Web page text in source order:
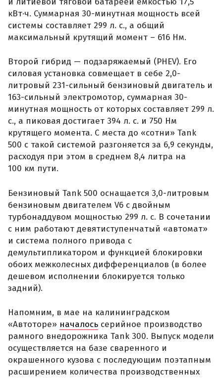
кВт·ч. Суммарная 30-минутная мощность всей
системы составляет 299 л. с., а общий
максимальный крутящий момент – 616 Нм.
Второй гибрид — подзаряжаемый (PHEV). Его
силовая установка совмещает в себе 2,0-
литровый 231-сильный бензиновый двигатель и
163-сильный электромотор, суммарная 30-
минутная мощность от которых составляет 299 л.
с., а пиковая достигает 394 л. с. и 750 Нм
крутящего момента. С места до «сотни» Tank
500 с такой системой разгоняется за 6,9 секунды,
расходуя при этом в среднем 8,4 литра на
100 км пути.
Бензиновый Tank 500 оснащается 3,0-литровым
бензиновым двигателем V6 с двойным
турбонаддувом мощностью 299 л. с. В сочетании
с ним работают девятиступенчатый «автомат»
и система полного привода с
демультипликатором и функцией блокировки
обоих межколесных дифференциалов (в более
дешевом исполнении блокируется только
задний).
Напомним, в мае на калининградском
«Автоторе» началось серийное производство
рамного внедорожника Tank 300. Выпуск модели
осуществляется на базе сваренного и
окрашенного кузова с последующим поэтапным
расширением количества производственных